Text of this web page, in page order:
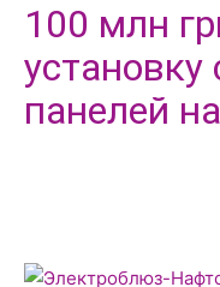
100 млн
панелей